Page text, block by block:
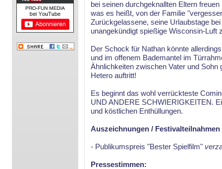
bei seinen durchgeknallten Eltern
was es heißt, von der Familie
Zurückgelassene, seine Urlaubstage
unangekündigt spießige Wisconsin-Luft
Der Schock für Nathan könnte
und im offenem Bademantel im
Ähnlichkeiten zwischen Vater und
Hetero auftritt!
Es beginnt das wohl verrückteste
UND ANDERE SCHWIERIGKEITEN.
und köstlichen Enthüllungen.
Auszeichnungen /
- Publikumspreis "Bester Spielfilm"
Pressestimmen: